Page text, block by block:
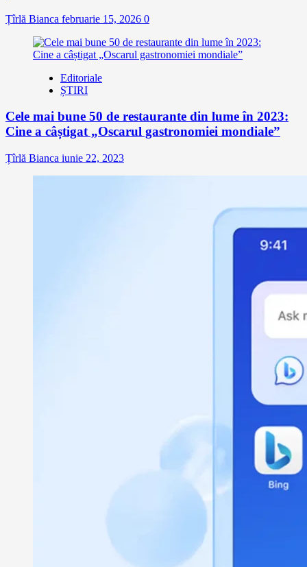
Țîrlă Bianca februarie 15, 2026 0
Editoriale
ȘTIRI
Cele mai bune 50 de restaurante din lume în 2023:
Cine a câștigat „Oscarul gastronomiei mondiale”
Țîrlă Bianca iunie 22, 2023